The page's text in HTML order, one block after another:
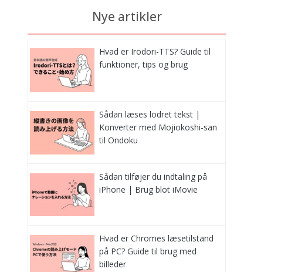
Nye artikler
Hvad er Irodori-TTS? Guide til
funktioner, tips og brug
Sådan læses lodret tekst |
Konverter med Mojiokoshi-san
til Ondoku
Sådan tilføjer du indtaling på
iPhone | Brug blot iMovie
Hvad er Chromes læsetilstand
på PC? Guide til brug med
billeder